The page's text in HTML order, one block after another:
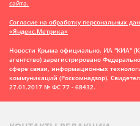
сайта.
Согласие на обработку персональных
«Яндекс.Метрика»
Новости Крыма официально. ИА "КИА"
агентство) зарегистрировано
сфере связи, информационных
коммуникаций (Роскомнадзор).
27.01.2017 № ФС 77 - 68432.